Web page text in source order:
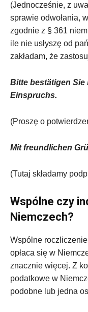
(Jednocześnie, z
sprawie odwołania,
zgodnie z § 361
ile nie usłyszę od
zakładam, że
Bitte bestätigen Sie
Einspruchs.
(Proszę o
Mit freundlichen
(Tutaj składamy
Wspólne czy
Niemczech?
Wspólne
opłaca się w
znacznie więcej. Z
podatkowe w
podobne lub jedna